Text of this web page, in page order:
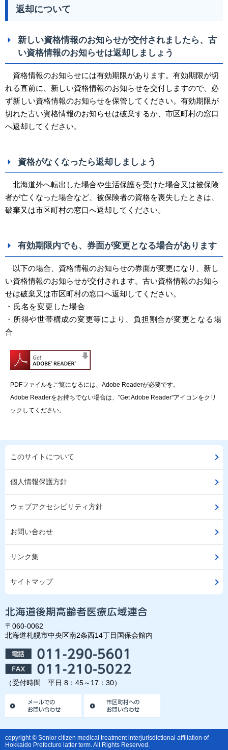
返却について
新しい資格情報のお知らせが交付されましたら、古
い資格情報のお知らせは返却しましょう
資格情報のお知らせには有効期限があります。有効期限が切
れる直前に、新しい資格情報のお知らせを交付しますので、必
ず新しい資格情報のお知らせを保管してください。有効期限が
切れた古い資格情報のお知らせは破棄するか、市区町村の窓口
へ返却してください。
資格がなくなったら返却しましょう
北海道外へ転出した場合や生活保護を受けた場合又は被保険
者が亡くなった場合など、被保険者の資格を喪失したときは、
破棄又は市区町村の窓口へ返却してください。
有効期限内でも、券面が変更となる場合があります
以下の場合、資格情報のお知らせの券面が変更になり、新し
い資格情報のお知らせが交付されます。古い資格情報のお知ら
せは破棄又は市区町村の窓口へ返却してください。
・氏名を変更した場合
・所得や世帯構成の変更等により、負担割合が変更となる場
合
PDFファイルをご覧になるには、Adobe Readerが必要です。
Adobe Readerをお持ちでない場合は、"Get Adobe Reader"アイコンをクリ
ックしてください。
このサイトについて
個人情報保護方針
ウェブアクセシビリティ方針
お問い合わせ
リンク集
サイトマップ
〒060-0062
北海道札幌市中央区南2条西14丁目国保会館内
（受付時間 平日 8：45～17：30）
copyright © Senior citizen medical treatment interjurisdictional affiliation of
Hokkaido Prefecture latter term. All Rights Reserved.